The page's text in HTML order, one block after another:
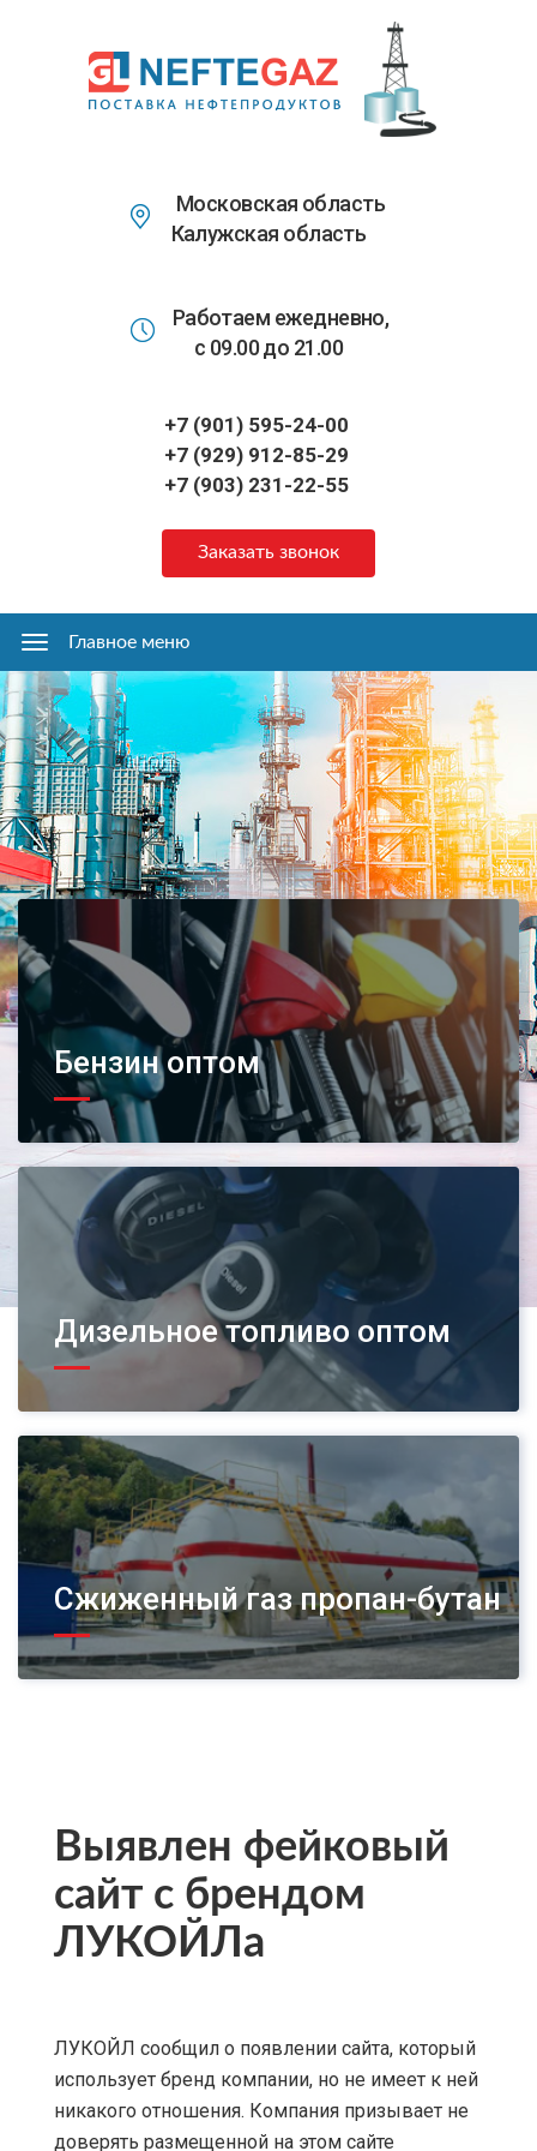
основному
содержанию
Московская область
Калужская область
Работаем ежедневно,
с 09.00 до 21.00
+7 (901) 595-24-00
+7 (929) 912-85-29
+7 (903) 231-22-55
Заказать звонок
Главное
меню
Главное меню
Бензин оптом
Дизельное топливо оптом
Сжиженный газ пропан-бутан
Выявлен фейковый
сайт с брендом
ЛУКОЙЛа
ЛУКОЙЛ сообщил о появлении сайта, который
использует бренд компании, но не имеет к ней
никакого отношения. Компания призывает не
доверять размещенной на этом сайте